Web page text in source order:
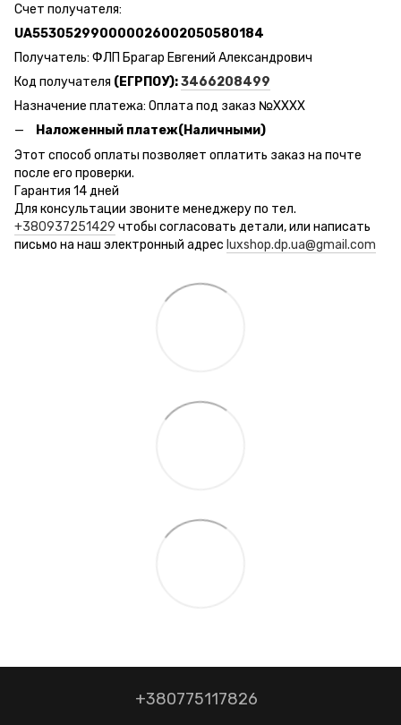
Счет получателя:
UA553052990000026002050580184
Получатель: ФЛП Брагар Евгений Александрович
Код получателя (ЕГРПОУ):3466208499
Назначение платежа: Оплата под заказ №ХХХХ
Наложенный платеж(Наличными)
Этот способ оплаты позволяет оплатить заказ на почте
после его проверки.
Гарантия 14 дней
Для консультации звоните менеджеру по тел.
+380937251429 чтобы согласовать детали, или написать
письмо на наш электронный адрес luxshop.dp.ua@gmail.com
+380775117826